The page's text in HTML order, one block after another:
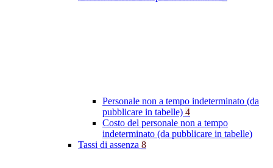
Personale non a tempo indeterminato (da
pubblicare in tabelle) 4
Costo del personale non a tempo
indeterminato (da pubblicare in tabelle)
Tassi di assenza 8